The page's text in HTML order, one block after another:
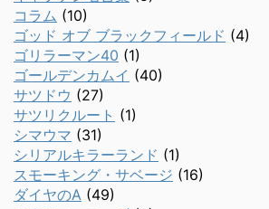
コラム (10)
ゴッド オブ ブラックフィールド (4)
ゴリラーマン40 (1)
ゴールデンカムイ (40)
サツドウ (27)
サツリクルート (1)
シマウマ (31)
シリアルキラーランド (1)
スモーキング・サベージ (16)
ダイヤのA (49)